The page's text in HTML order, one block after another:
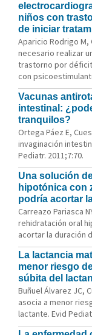
niños con
de iniciar
Aparicio Rodrigo M,
necesario realizar
trastorno por
con
Vacunas
intestinal:
tranquilos?
Ortega Páez E,
invaginación
Pediatr. 2011;7:70.
Una solución
hipotónica con
podría acortar
Carreazo Pariasca
rehidratación oral
acortar la duración
La lactancia
menor riesgo
súbita del
Buñuel Álvarez JC,
asocia a menor
lactante. Evid